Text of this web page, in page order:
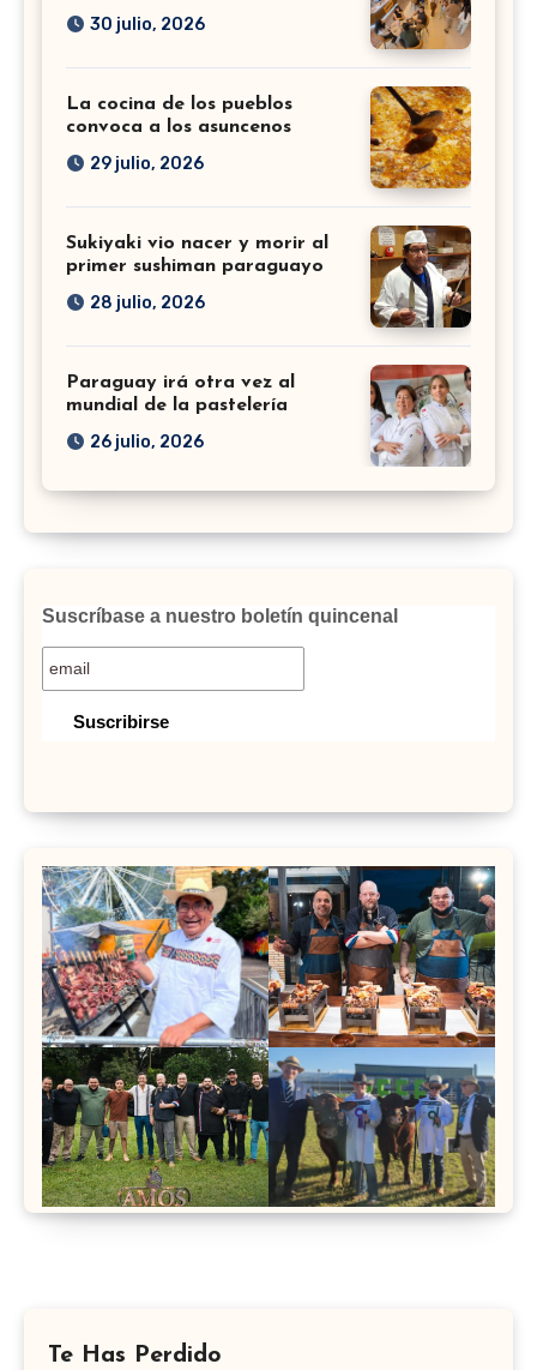
30 julio, 2026
La cocina de los pueblos
convoca a los asuncenos
29 julio, 2026
Sukiyaki vio nacer y morir al
primer sushiman paraguayo
28 julio, 2026
Paraguay irá otra vez al
mundial de la pastelería
26 julio, 2026
Suscríbase a nuestro boletín quincenal
Te Has Perdido